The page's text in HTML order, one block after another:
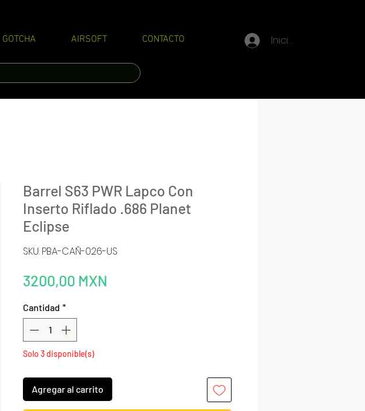
GOTCHA AIRSOFT CONTACTO Iniciar sesión
Barrel S63 PWR Lapco Con
Inserto Riflado .686 Planet
Eclipse
SKU: PBA-CAÑ-026-US
3200,00 MXN
Cantidad *
Solo 3 disponible(s)
Agregar al carrito